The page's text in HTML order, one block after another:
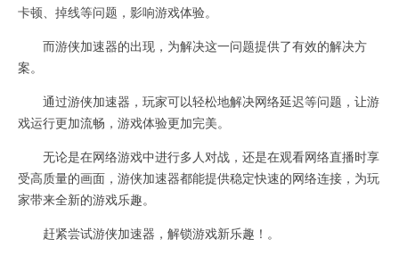
卡顿、掉线等问题，影响游戏体验。
而游侠加速器的出现，为解决这一问题提供了有效的解决方
案。
通过游侠加速器，玩家可以轻松地解决网络延迟等问题，让游
戏运行更加流畅，游戏体验更加完美。
无论是在网络游戏中进行多人对战，还是在观看网络直播时享
受高质量的画面，游侠加速器都能提供稳定快速的网络连接，为玩
家带来全新的游戏乐趣。
赶紧尝试游侠加速器，解锁游戏新乐趣！。